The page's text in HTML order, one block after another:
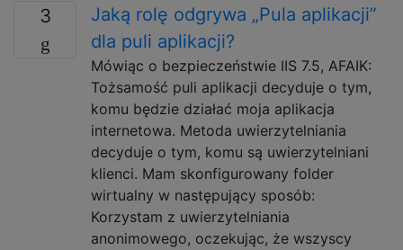
3
Jaką rolę odgrywa „Pula aplikacji”
dla puli aplikacji?
Mówiąc o bezpieczeństwie IIS 7.5, AFAIK:
Tożsamość puli aplikacji decyduje o tym,
komu będzie działać moja aplikacja
internetowa. Metoda uwierzytelniania
decyduje o tym, komu są uwierzytelniani
klienci. Mam skonfigurowany folder
wirtualny w następujący sposób:
Korzystam z uwierzytelniania
anonimowego, oczekując, że wszyscy